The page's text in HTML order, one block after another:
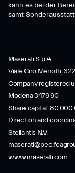
kann es bei der
samt
Maserati S.p.A.
Viale Ciro Menotti,
Company registered
Modena 347990
Share capital:
Direction and
Stellantis N.V.
www.maserati.com